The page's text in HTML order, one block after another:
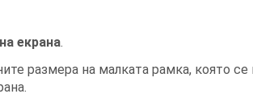
екрана.
размера на малката рамка, която се